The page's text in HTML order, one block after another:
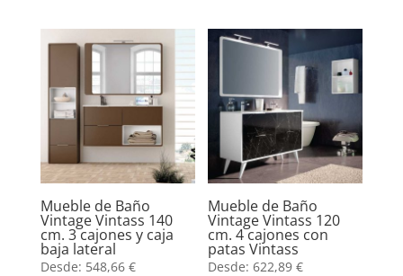
Mueble de Baño
Vintage Vintass 140
cm. 3 cajones y caja
baja lateral
Desde: 548,66 €
Mueble de Baño
Vintage Vintass 120
cm. 4 cajones con
patas Vintass
Desde:622,89€